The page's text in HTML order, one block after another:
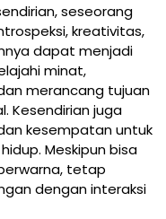
seseorang
kreativitas,
dapat menjadi
minat,
merancang tujuan
Kesendirian juga
kesempatan untuk
Meskipun bisa
tetap
dengan interaksi